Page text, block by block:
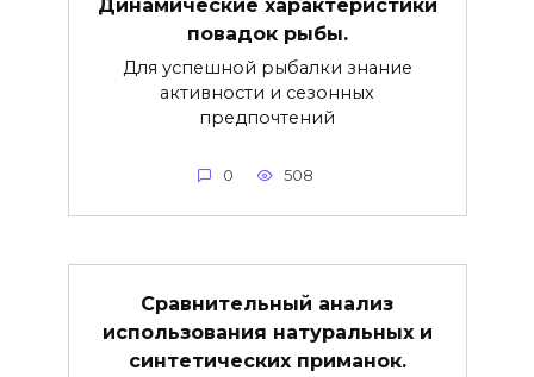
повадок рыбы.
Для успешной рыбалки знание
активности и сезонных
предпочтений
0 508
Сравнительный анализ
использования натуральных и
синтетических приманок.